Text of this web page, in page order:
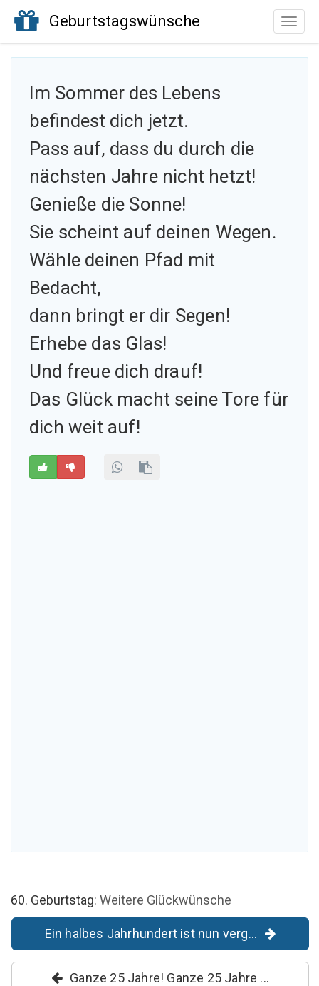
Toggle
Geburtstagswünsche
Im Sommer des Lebens
befindest dich jetzt.
Pass auf, dass du durch die
nächsten Jahre nicht hetzt!
Genieße die Sonne!
Sie scheint auf deinen Wegen.
Wähle deinen Pfad mit
Bedacht,
dann bringt er dir Segen!
Erhebe das Glas!
Und freue dich drauf!
Das Glück macht seine Tore für
dich weit auf!
60. Geburtstag: Weitere Glückwünsche
Ein halbes Jahrhundert ist nun verg...
Ganze 25 Jahre! Ganze 25 Jahre ...